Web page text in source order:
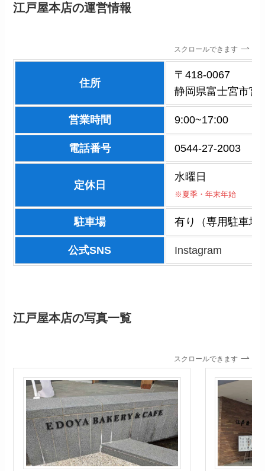
江戸屋本店の運営情報
スクロールできます
住所
〒418-0067
静岡県富士宮市宮
営業時間 9:00~17:00
電話番号 0544-27-2003
定休日
水曜日
※夏季・年末年始
駐車場 有り（専用駐車場
公式SNS Instagram
江戸屋本店の写真一覧
スクロールできます